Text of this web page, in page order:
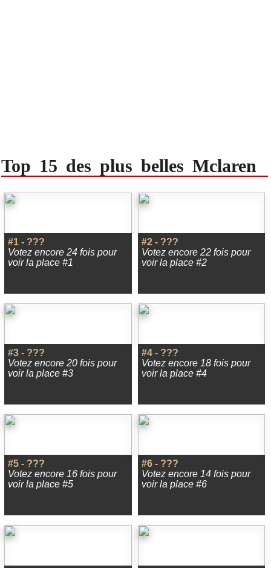
Top 15 des plus belles Mclaren
#1 - ???
Votez encore 24 fois pour
voir la place #1
#2 - ???
Votez encore 22 fois pour
voir la place #2
#3 - ???
Votez encore 20 fois pour
voir la place #3
#4 - ???
Votez encore 18 fois pour
voir la place #4
#5 - ???
Votez encore 16 fois pour
voir la place #5
#6 - ???
Votez encore 14 fois pour
voir la place #6